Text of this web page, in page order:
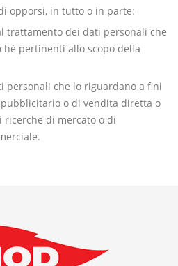
opporsi, in tutto o in parte:
trattamento dei dati personali che
pertinenti allo scopo della
personali che lo riguardano a fini
o di vendita diretta o
di mercato o di